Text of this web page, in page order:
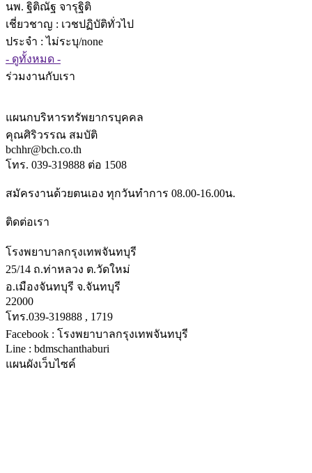
นพ. ฐิติณัฐ จารุฐิติ
เชี่ยวชาญ : เวชปฏิบัติทั่วไป
ประจำ : ไม่ระบุ/none
- ดูทั้งหมด -
ร่วมงานกับเรา
แผนกบริหารทรัพยากรบุคคล
คุณศิริวรรณ สมบัติ
bchhr@bch.co.th
โทร. 039-319888 ต่อ 1508
สมัครงานด้วยตนเอง ทุกวันทำการ 08.00-16.00น.
ติดต่อเรา
โรงพยาบาลกรุงเทพจันทบุรี
25/14 ถ.ท่าหลวง ต.วัดใหม่
อ.เมืองจันทบุรี จ.จันทบุรี
22000
โทร.039-319888 , 1719
Facebook : โรงพยาบาลกรุงเทพจันทบุรี
Line : bdmschanthaburi
แผนผังเว็บไซค์